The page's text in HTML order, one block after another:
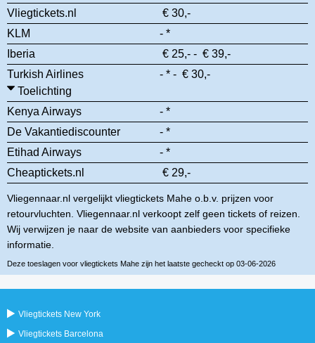
Vliegtickets.nl
€ 30,-
KLM
- *
Iberia
€ 25,- - € 39,-
Turkish Airlines
- * - € 30,-
Toelichting
Kenya Airways
- *
De Vakantiediscounter
- *
Etihad Airways
- *
Cheaptickets.nl
€ 29,-
Vliegennaar.nl vergelijkt vliegtickets Mahe o.b.v. prijzen voor
retourvluchten. Vliegennaar.nl verkoopt zelf geen tickets of reizen.
Wij verwijzen je naar de website van aanbieders voor specifieke
informatie.
Deze toeslagen voor vliegtickets Mahe zijn het laatste gecheckt op 03-06-2026
Vliegtickets New York
Vliegtickets Barcelona